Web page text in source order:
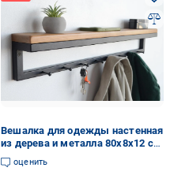
Вешалка для одежды настенная
из дерева и металла 80x8x12 см
8 крючков Черный/Дуб (CR.MW-
2.5)
оценить